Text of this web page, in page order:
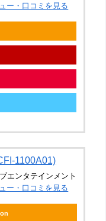
ー・口コミを見る
1100A01)
エンタテインメント
ー・口コミを見る